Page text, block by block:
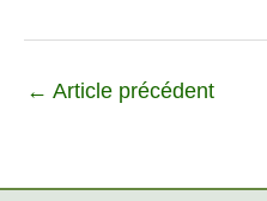
← Article précédent